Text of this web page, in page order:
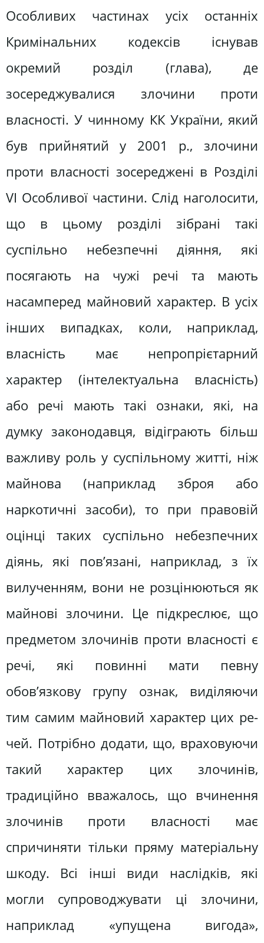
Особливих частинах усіх останніх
Кримінальних кодексів існував
окремий розділ (глава), де
зосереджувалися злочини проти
власності. У чинному КК України, який
був прийнятий у 2001 р., злочини
проти власності зосереджені в Розділі
VI Особливої частини. Слід наголосити,
що в цьому розділі зібрані такі
суспільно небезпечні діяння, які
посягають на чужі речі та мають
насамперед майновий характер. В усіх
інших випадках, коли, наприклад,
власність має непропрієтарний
характер (інтелектуальна власність)
або речі мають такі ознаки, які, на
думку законодавця, відіграють більш
важливу роль у суспільному житті, ніж
майнова (наприклад зброя або
наркотичні засоби), то при правовій
оцінці таких суспільно небезпечних
діянь, які пов’язані, наприклад, з їх
вилученням, вони не розцінюються як
майнові злочини. Це підкреслює, що
предметом злочинів проти власності є
речі, які повинні мати певну
обов’язкову групу ознак, виділяючи
тим самим майновий характер цих ре-
чей. Потрібно додати, що, враховуючи
такий характер цих злочинів,
традиційно вважалось, що вчинення
злочинів проти власності має
спричиняти тільки пряму матеріальну
шкоду. Всі інші види наслідків, які
могли супроводжувати ці злочини,
наприклад «упущена вигода»,